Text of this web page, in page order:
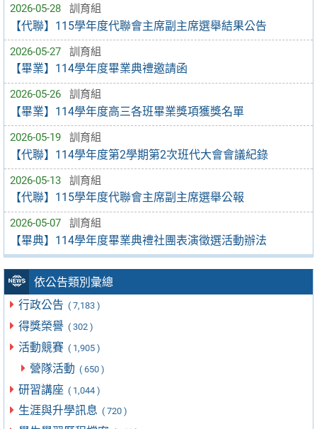
2026-05-28 訓育組
【代聯】115學年度代聯會主席副主席選舉結果公告
2026-05-27 訓育組
【畢業】114學年度畢業典禮邀請函
2026-05-26 訓育組
【畢業】114學年度高三各班畢業獎項獲獎名單
2026-05-19 訓育組
【代聯】114學年度第2學期第2次班代大會會議紀錄
2026-05-13 訓育組
【代聯】115學年度代聯會主席副主席選舉公報
2026-05-07 訓育組
【畢典】114學年度畢業典禮社團表演徵選活動辦法
依公告類別彙總
行政公告 ( 7,183 )
得獎榮譽 ( 302 )
活動競賽 ( 1,905 )
營隊活動 ( 650 )
研習講座 ( 1,044 )
生涯與升學訊息 ( 720 )